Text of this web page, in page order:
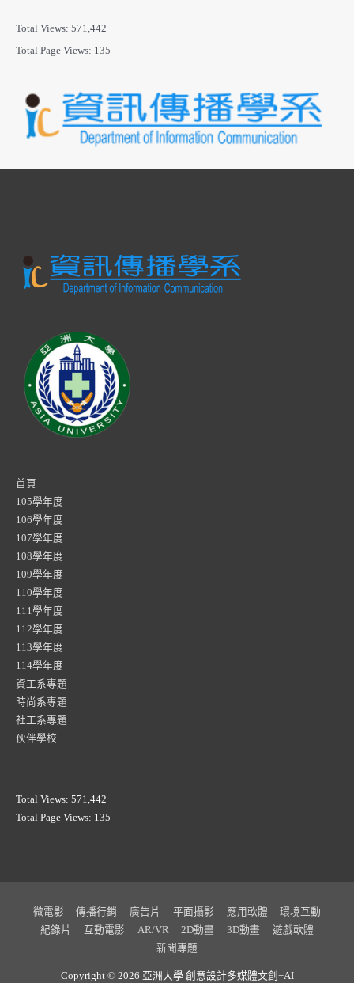
Total Views: 571,442
Total Page Views: 135
首頁
105學年度
106學年度
107學年度
108學年度
109學年度
110學年度
111學年度
112學年度
113學年度
114學年度
資工系專題
時尚系專題
社工系專題
伙伴學校
Total Views: 571,442
Total Page Views: 135
微電影 傳播行銷 廣告片 平面攝影 應用軟體
環境互動
紀錄片
互動電影 AR/VR 2D動畫 3D動畫
遊戲軟體
新聞專題
Copyright © 2026 亞洲大學 創意設計多媒體文創+AI